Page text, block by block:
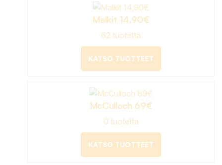
Malkit 14,90€
62 tuotetta
KATSO TUOTTEET
McCulloch 69€
0 tuotetta
KATSO TUOTTEET